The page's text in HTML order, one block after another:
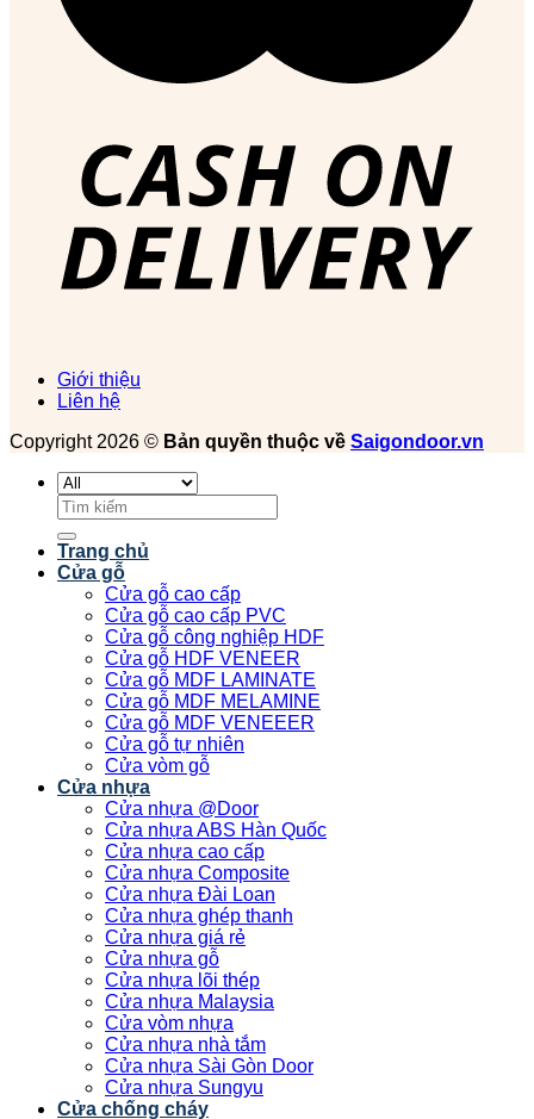
Giới thiệu
Liên hệ
Copyright 2026 © Bản quyền thuộc về Saigondoor.vn
Tìm
kiếm:
Trang chủ
Cửa gỗ
Cửa gỗ cao cấp
Cửa gỗ cao cấp PVC
Cửa gỗ công nghiệp HDF
Cửa gỗ HDF VENEER
Cửa gỗ MDF LAMINATE
Cửa gỗ MDF MELAMINE
Cửa gỗ MDF VENEEER
Cửa gỗ tự nhiên
Cửa vòm gỗ
Cửa nhựa
Cửa nhựa @Door
Cửa nhựa ABS Hàn Quốc
Cửa nhựa cao cấp
Cửa nhựa Composite
Cửa nhựa Đài Loan
Cửa nhựa ghép thanh
Cửa nhựa giá rẻ
Cửa nhựa gỗ
Cửa nhựa lõi thép
Cửa nhựa Malaysia
Cửa vòm nhựa
Cửa nhựa nhà tắm
Cửa nhựa Sài Gòn Door
Cửa nhựa Sungyu
Cửa chống cháy